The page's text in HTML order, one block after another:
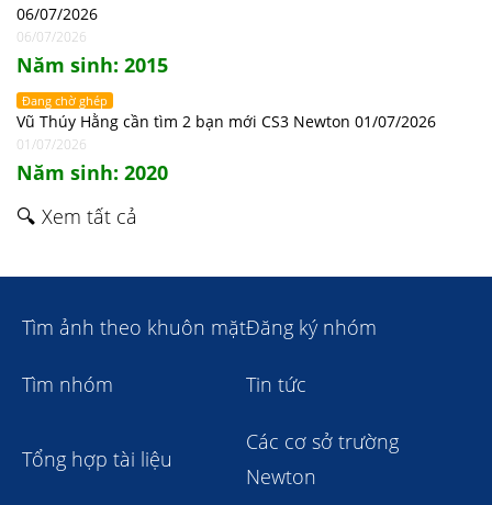
06/07/2026
06/07/2026
Năm sinh: 2015
Đang chờ ghép
Vũ Thúy Hằng cần tìm 2 bạn mới CS3 Newton 01/07/2026
01/07/2026
Năm sinh: 2020
🔍 Xem tất cả
Tìm ảnh theo khuôn mặtĐăng ký nhóm
Tìm nhóm Tin tức
Tổng hợp tài liệu
Các cơ sở trường
Newton